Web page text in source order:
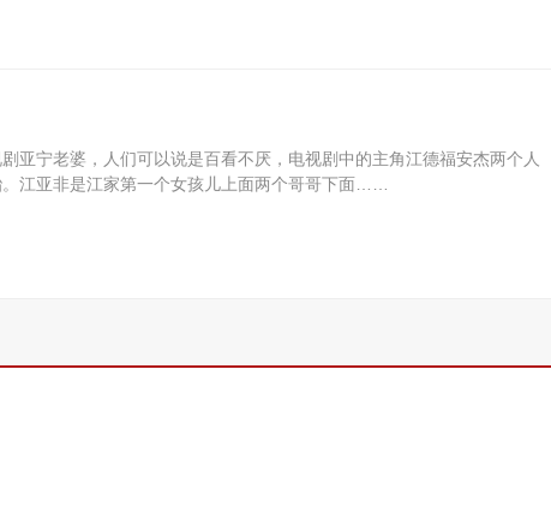
亚宁老婆，人们可以说是百看不厌，电视剧中的主角江德福安杰两个人
江亚非是江家第一个女孩儿上面两个哥哥下面……